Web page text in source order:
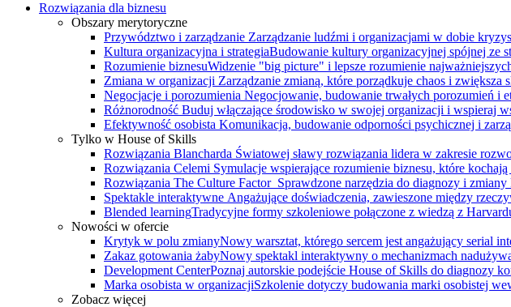
Rozwiązania dla biznesu
Obszary merytoryczne
Przywództwo i zarządzanie Zarządzanie ludźmi i organizacjami w dobie
Kultura organizacyjna i strategiaBudowanie kultury organizacyjnej spójnej ze
Rozumienie biznesuWidzenie "big picture" i lepsze rozumienie
Zmiana w organizacji Zarządzanie zmianą, które porządkuje chaos i zwiększa
Negocjacje i porozumienia Negocjowanie, budowanie trwałych porozumień i
Różnorodność Buduj włączające środowisko w swojej organizacji i wspieraj
Efektywność osobista Komunikacja, budowanie odporności psychicznej i
Tylko w House of Skills
Rozwiązania Blancharda Światowej sławy rozwiązania lidera w zakresie
Rozwiązania Celemi Symulacje wspierające rozumienie biznesu, które
Rozwiązania The Culture Factor Sprawdzone narzędzia do diagnozy i
Spektakle interaktywne Angażujące doświadczenia, zawieszone między
Blended learningTradycyjne formy szkoleniowe połączone z wiedzą z
Nowości w ofercie
Krytyk w polu zmianyNowy warsztat, którego sercem jest angażujący serial
Zakaz gotowania żabyNowy spektakl interaktywny o mechanizmach
Development CenterPoznaj autorskie podejście House of Skills do diagnozy
Marka osobista w organizacjiSzkolenie dotyczy budowania marki osobistej
Zobacz więcej